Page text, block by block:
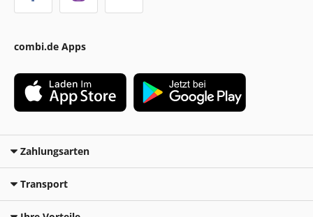
combi.de Apps
Zahlungsarten
Transport